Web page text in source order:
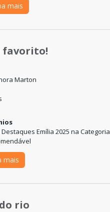
mais
favorito!
Marton
Emília 2025 na Categoria
mais
rio